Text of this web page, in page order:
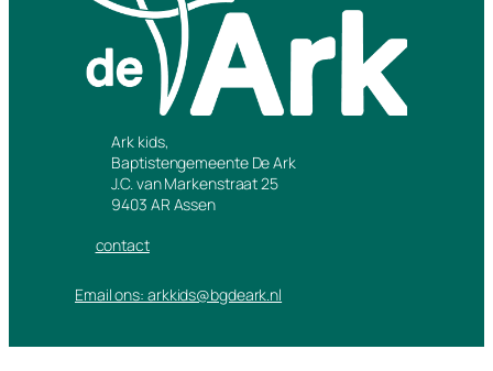
Ark kids,
Baptistengemeente De Ark
J.C. van Markenstraat 25
9403 AR Assen
contact
Email ons: arkkids@bgdeark.nl